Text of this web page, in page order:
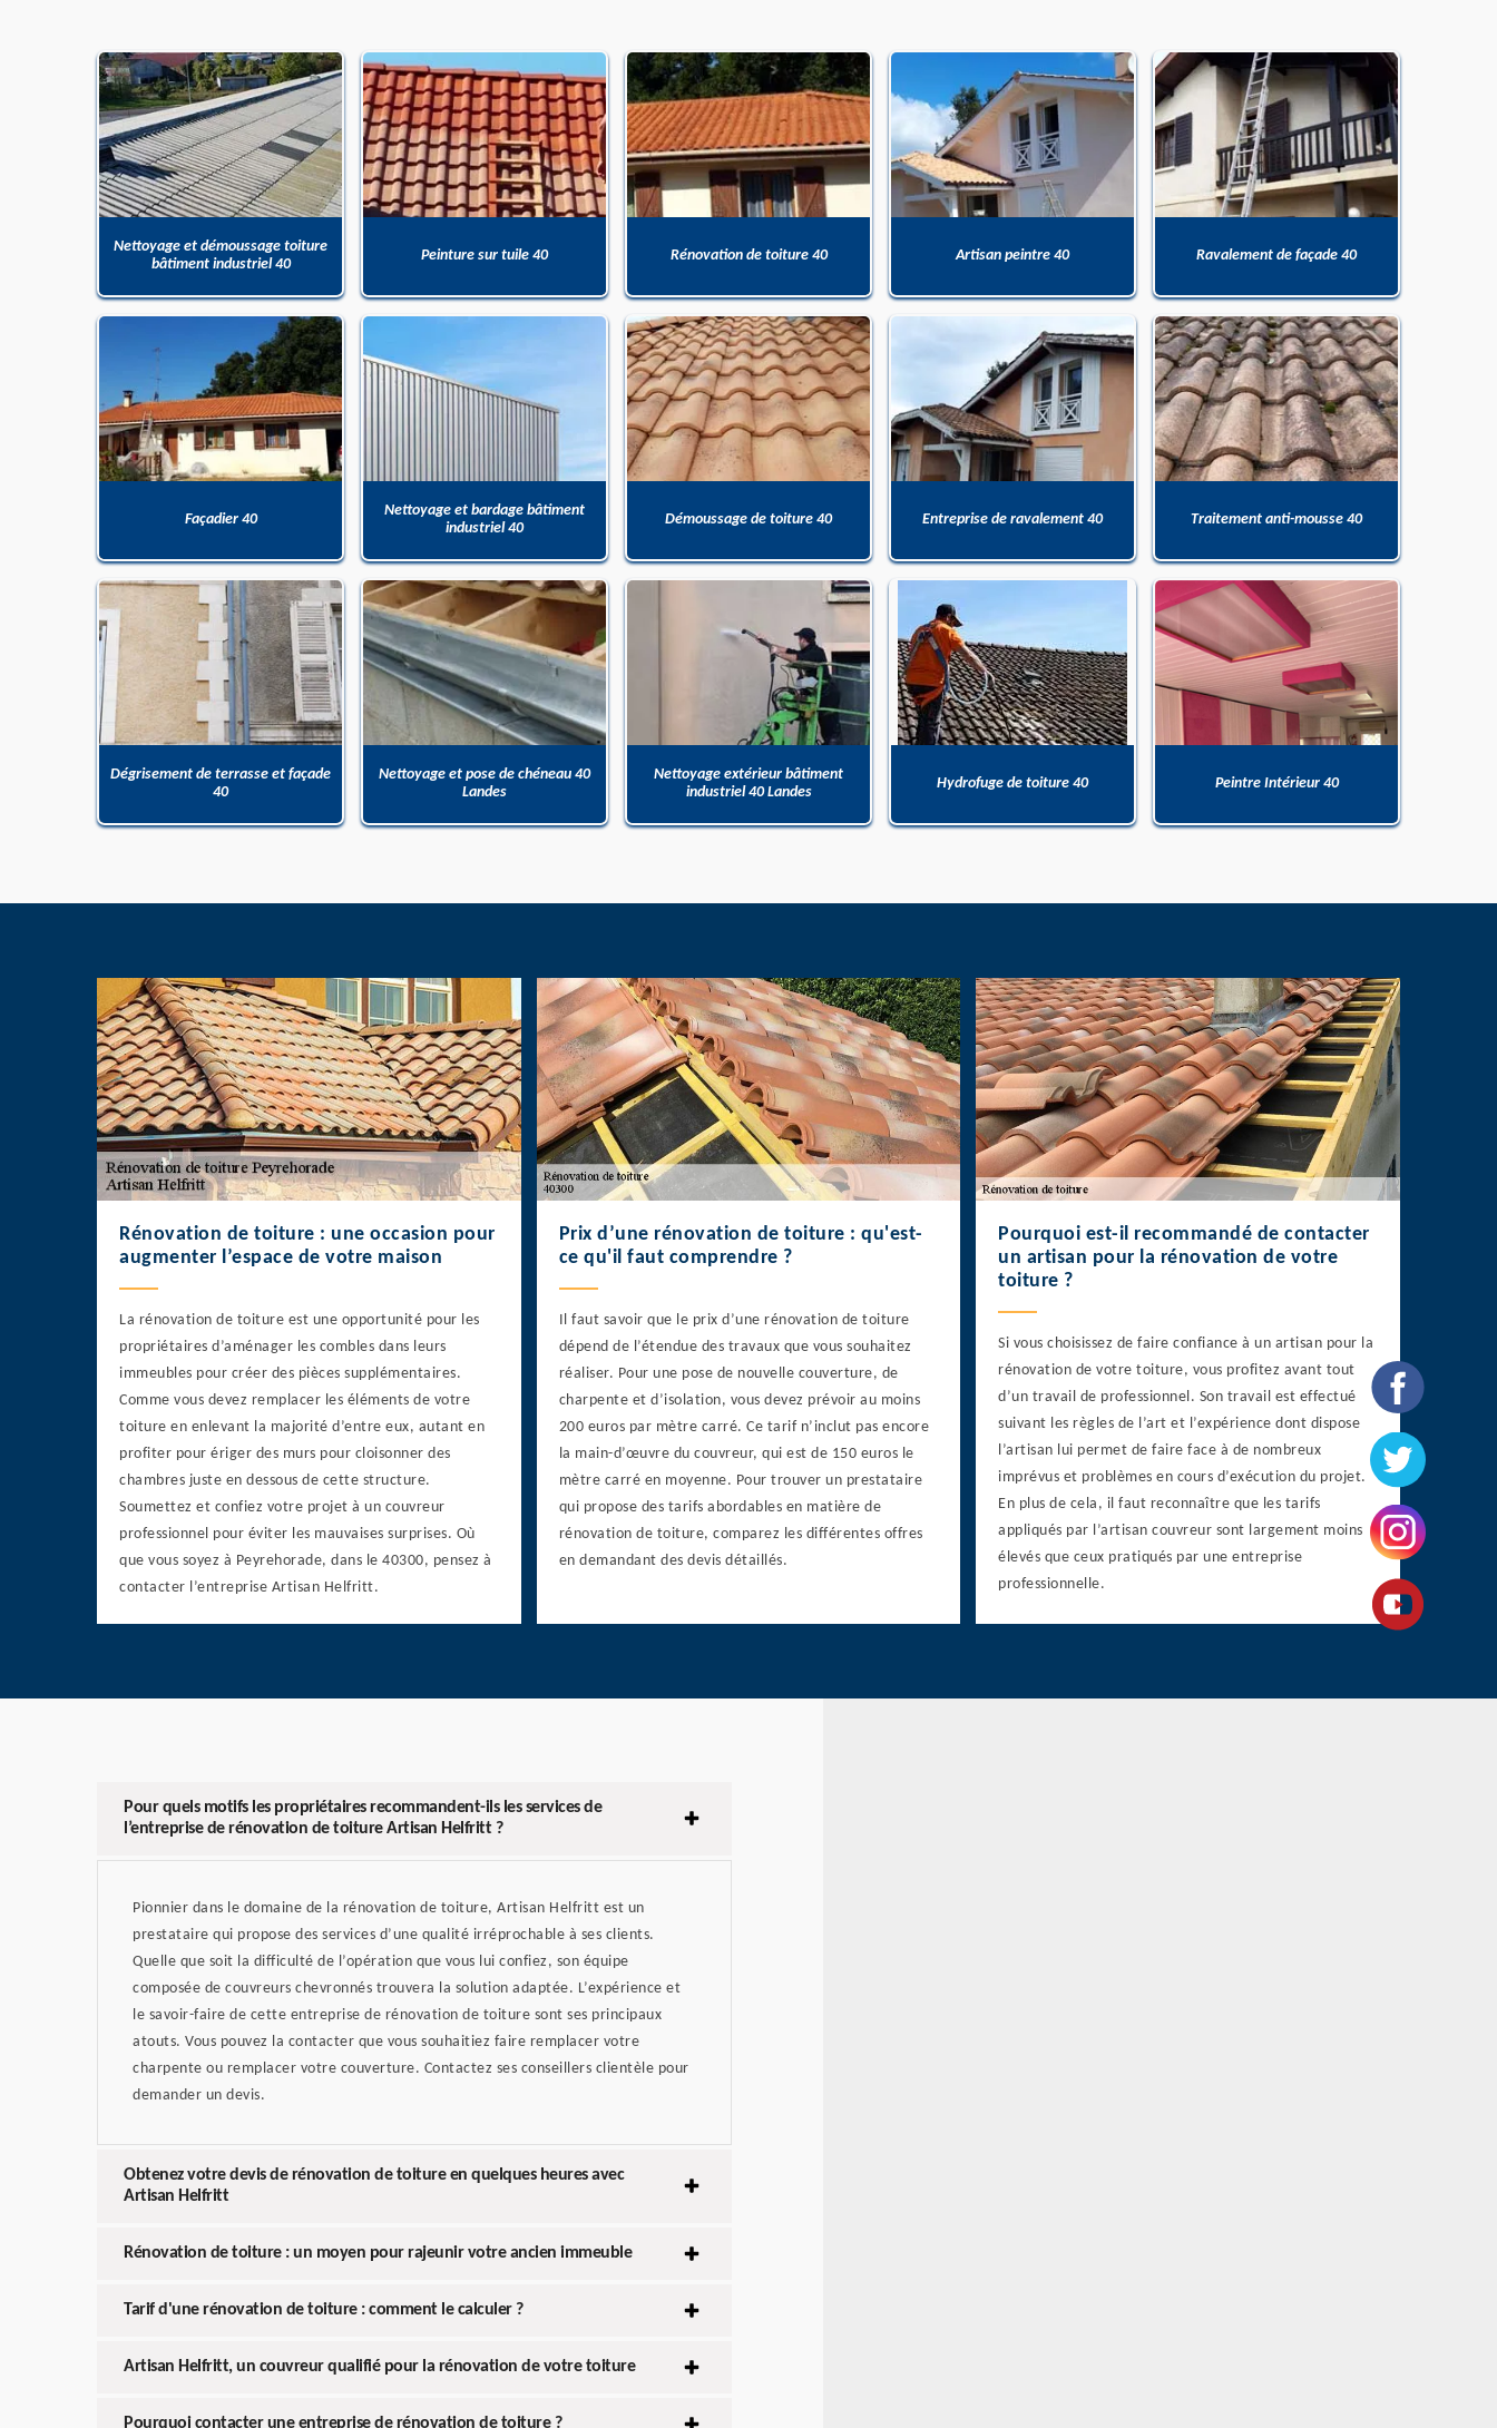
Nettoyage et démoussage toiture
bâtiment industriel 40
Peinture sur tuile 40 Rénovation de toiture 40 Artisan peintre 40 Ravalement de façade 40
Façadier 40
Nettoyage et bardage bâtiment
industriel 40
Démoussage de toiture 40 Entreprise de ravalement 40 Traitement anti-mousse 40
Dégrisement de terrasse et façade
40
Nettoyage et pose de chéneau 40
Landes
Nettoyage extérieur bâtiment
industriel 40 Landes
Hydrofuge de toiture 40 Peintre Intérieur 40
Rénovation de toiture : une occasion pour
augmenter l’espace de votre maison
La rénovation de toiture est une opportunité pour les
propriétaires d’aménager les combles dans leurs
immeubles pour créer des pièces supplémentaires.
Comme vous devez remplacer les éléments de votre
toiture en enlevant la majorité d’entre eux, autant en
profiter pour ériger des murs pour cloisonner des
chambres juste en dessous de cette structure.
Soumettez et confiez votre projet à un couvreur
professionnel pour éviter les mauvaises surprises. Où
que vous soyez à Peyrehorade, dans le 40300, pensez à
contacter l’entreprise Artisan Helfritt.
Prix d’une rénovation de toiture : qu'est-
ce qu'il faut comprendre ?
Il faut savoir que le prix d’une rénovation de toiture
dépend de l’étendue des travaux que vous souhaitez
réaliser. Pour une pose de nouvelle couverture, de
charpente et d’isolation, vous devez prévoir au moins
200 euros par mètre carré. Ce tarif n’inclut pas encore
la main-d’œuvre du couvreur, qui est de 150 euros le
mètre carré en moyenne. Pour trouver un prestataire
qui propose des tarifs abordables en matière de
rénovation de toiture, comparez les différentes offres
en demandant des devis détaillés.
Pourquoi est-il recommandé de contacter
un artisan pour la rénovation de votre
toiture ?
Si vous choisissez de faire confiance à un artisan pour la
rénovation de votre toiture, vous profitez avant tout
d’un travail de professionnel. Son travail est effectué
suivant les règles de l’art et l’expérience dont dispose
l’artisan lui permet de faire face à de nombreux
imprévus et problèmes en cours d’exécution du projet.
En plus de cela, il faut reconnaître que les tarifs
appliqués par l’artisan couvreur sont largement moins
élevés que ceux pratiqués par une entreprise
professionnelle.
Pour quels motifs les propriétaires recommandent-ils les services de
l’entreprise de rénovation de toiture Artisan Helfritt ?
Pionnier dans le domaine de la rénovation de toiture, Artisan Helfritt est un
prestataire qui propose des services d’une qualité irréprochable à ses clients.
Quelle que soit la difficulté de l’opération que vous lui confiez, son équipe
composée de couvreurs chevronnés trouvera la solution adaptée. L’expérience et
le savoir-faire de cette entreprise de rénovation de toiture sont ses principaux
atouts. Vous pouvez la contacter que vous souhaitiez faire remplacer votre
charpente ou remplacer votre couverture. Contactez ses conseillers clientèle pour
demander un devis.
Obtenez votre devis de rénovation de toiture en quelques heures avec
Artisan Helfritt
Rénovation de toiture : un moyen pour rajeunir votre ancien immeuble
Tarif d'une rénovation de toiture : comment le calculer ?
Artisan Helfritt, un couvreur qualifié pour la rénovation de votre toiture
Pourquoi contacter une entreprise de rénovation de toiture ?